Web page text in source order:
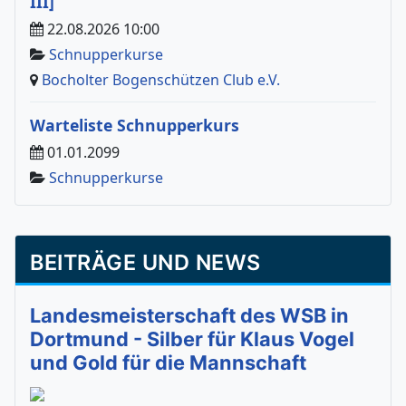
BEITRÄGE UND NEWS
Landesmeisterschaft des WSB in
Dortmund - Silber für Klaus Vogel
und Gold für die Mannschaft
22.08.2026 10:00
Schnupperkurse
Bocholter Bogenschützen Club e.V.
Warteliste Schnupperkurs
01.01.2099
Schnupperkurse